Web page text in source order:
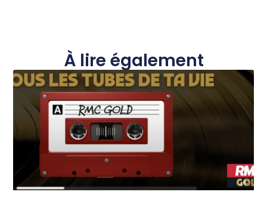
À lire également